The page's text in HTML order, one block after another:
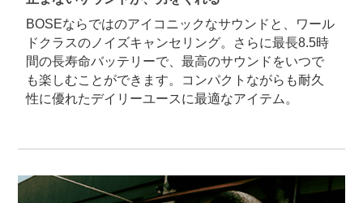
BOSEならではのアイコニックなサウンドと、ワール
ドクラスのノイズキャンセリング。さらに最長8.5時
間の長寿命バッテリーで、最高のサウンドをいつで
も楽しむことができます。コンパクトながらも耐久
性に優れたデイリーユースに最適なアイテム。